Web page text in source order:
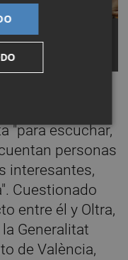
EP/ROBER
valencianista
"para escuchar,
personas
interesantes,
Cuestionado
entre él y Oltra,
Generalitat
de València,